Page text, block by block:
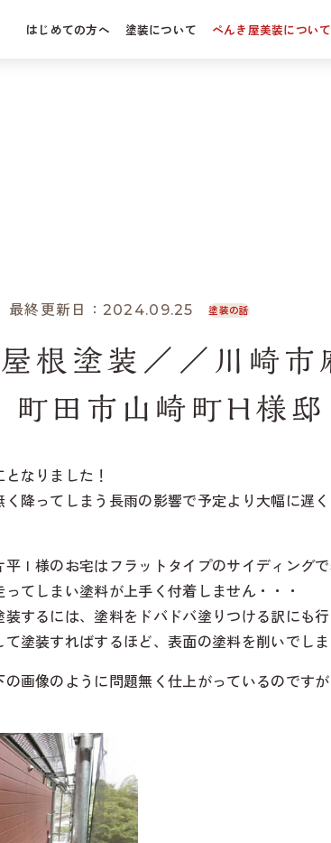
はじめての方へ 塗装について ぺんき屋美装について
終更新日：2024.09.25 塗装の話
屋根塗装／／川崎市
田市山崎町Ｈ様
なりました！
降ってしまう長雨の影響で予定より大幅に遅
平Ｉ様のお宅はフラットタイプのサイディング
てしまい塗料が上手く付着しません・・・
するには、塗料をドバドバ塗りつける訳にも
塗装すればするほど、表面の塗料を削いでし
画像のように問題無く仕上がっているのです